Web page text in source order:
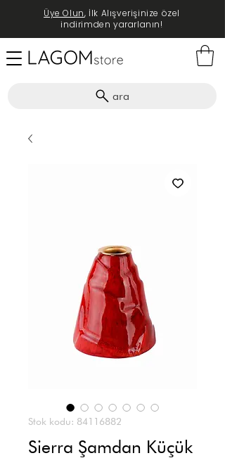
ara
Üye Olun, İlk Alışverişinize özel
indirimden yararlanın!
Stok kodu: 84116882
Sierra Şamdan Küçük